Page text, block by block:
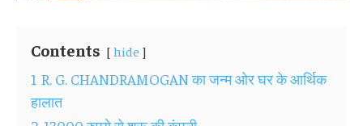
Contents hide
1 R. G. CHANDRAMOGAN का जन्म ओर घर के आर्थिक
हालात